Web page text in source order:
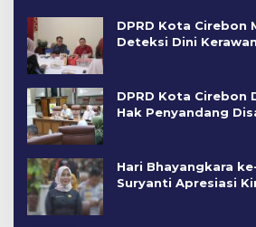
DPRD Kota Cirebon
Deteksi Dini
DPRD Kota Cirebon
Hak Penyandang
Hari Bhayangkara
Suryanti Apresiasi